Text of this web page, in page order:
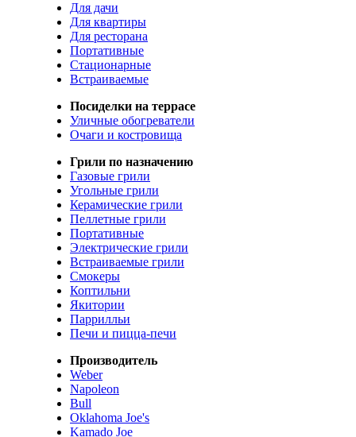
Для дачи
Для квартиры
Для ресторана
Портативные
Стационарные
Встраиваемые
Посиделки на террасе
Уличные обогреватели
Очаги и костровища
Грили по назначению
Газовые грили
Угольные грили
Керамические грили
Пеллетные грили
Портативные
Электрические грили
Встраиваемые грили
Смокеры
Коптильни
Якитории
Паррилльи
Печи и пицца-печи
Производитель
Weber
Napoleon
Bull
Oklahoma Joe's
Kamado Joe